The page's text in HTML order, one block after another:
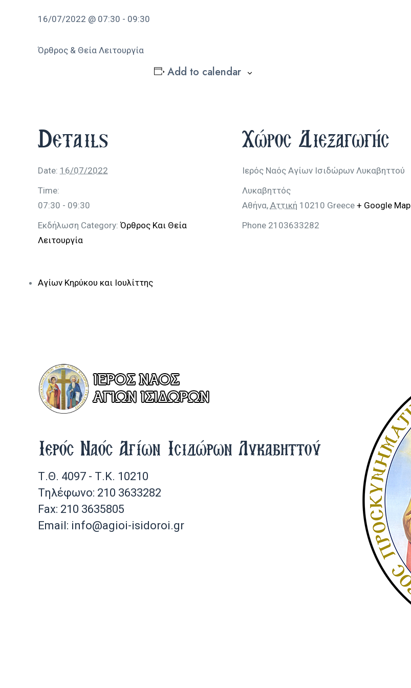
16/07/2022 @ 07:30 - 09:30
Όρθρος & Θεία Λειτουργία
Add to calendar
Details
Date: 16/07/2022
Time:
07:30 - 09:30
Εκδήλωση Category: Όρθρος Και Θεία
Λειτουργία
Χώρος Διεξαγωγής
Ιερός Ναός Αγίων Ισιδώρων Λυκαβηττού
Λυκαβηττός
Αθήνα, Αττική 10210 Greece + Google Map
Phone 2103633282
Αγίων Κηρύκου και Ιουλίττης
Ιερός Ναός Αγίων Ισιδώρων Λυκαβηττού
Τ.Θ. 4097 - Τ.Κ. 10210
Τηλέφωνο: 210 3633282
Fax: 210 3635805
Email: info@agioi-isidoroi.gr